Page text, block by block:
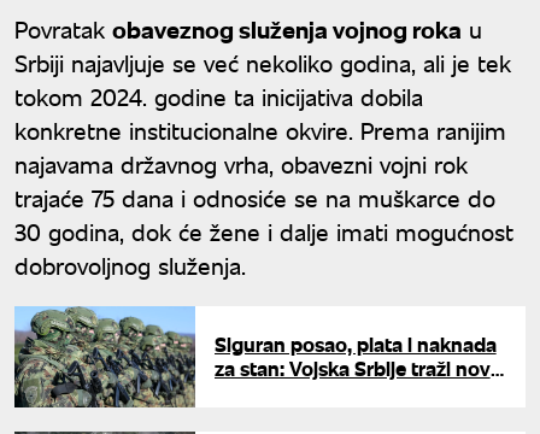
Povratak obaveznog služenja vojnog roka u
Srbiji najavljuje se već nekoliko godina, ali je tek
tokom 2024. godine ta inicijativa dobila
konkretne institucionalne okvire. Prema ranijim
najavama državnog vrha, obavezni vojni rok
trajaće 75 dana i odnosiće se na muškarce do
30 godina, dok će žene i dalje imati mogućnost
dobrovoljnog služenja.
Siguran posao, plata i naknada
za stan: Vojska Srbije traži nove